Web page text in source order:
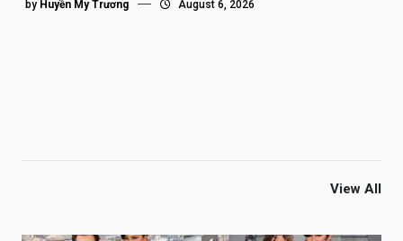
by Huyền My Trương August 6, 2026
View All